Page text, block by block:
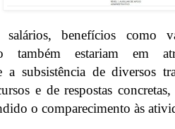
benefícios como
também estariam em
a subsistência de diversos
e de respostas
o comparecimento às